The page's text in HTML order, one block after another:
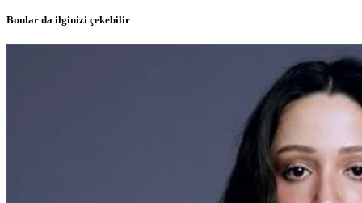
Bunlar da ilginizi çekebilir